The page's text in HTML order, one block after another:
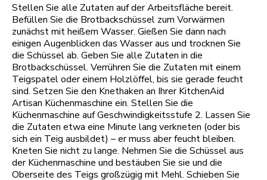
Stellen Sie alle Zutaten auf der Arbeitsfläche bereit.
Befüllen Sie die Brotbackschüssel zum Vorwärmen
zunächst mit heißem Wasser. Gießen Sie dann nach
einigen Augenblicken das Wasser aus und trocknen Sie
die Schüssel ab. Geben Sie alle Zutaten in die
Brotbackschüssel. Verrühren Sie die Zutaten mit einem
Teigspatel oder einem Holzlöffel, bis sie gerade feucht
sind. Setzen Sie den Knethaken an Ihrer KitchenAid
Artisan Küchenmaschine ein. Stellen Sie die
Küchenmaschine auf Geschwindigkeitsstufe 2. Lassen Sie
die Zutaten etwa eine Minute lang verkneten (oder bis
sich ein Teig ausbildet) – er muss aber feucht bleiben.
Kneten Sie nicht zu lange. Nehmen Sie die Schüssel aus
der Küchenmaschine und bestäuben Sie sie und die
Oberseite des Teigs großzügig mit Mehl. Schieben Sie